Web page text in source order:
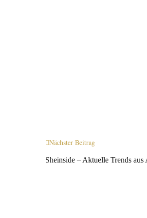
Nächster Beitrag
Sheinside – Aktuelle Trends aus